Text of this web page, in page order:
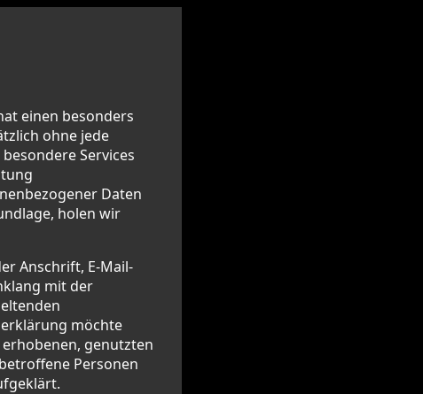
einen besonders
ohne jede
Services
Daten
holen wir
Anschrift, E-Mail-
mit der
möchte
genutzten
Personen